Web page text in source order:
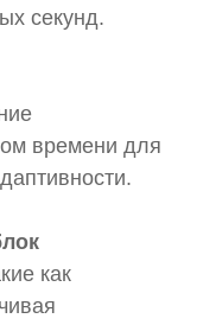
секунд.
времени для
как